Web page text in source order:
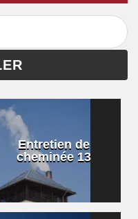
Entretien de
cheminée 13